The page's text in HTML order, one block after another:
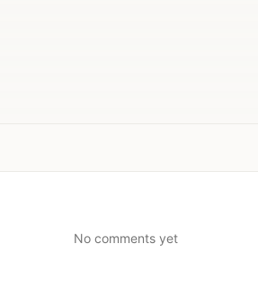
No comments yet